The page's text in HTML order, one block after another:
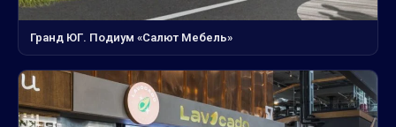
Гранд ЮГ. Подиум «Салют Мебель»